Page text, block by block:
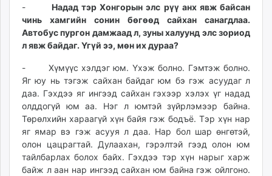
- Надад тэр Хонгорын элс рүү анх явж байсан
чинь хамгийн сонин бөгөөд сайхан санагдлаа.
Автобус пургон дамжаад л, зуны халуунд элс зориод
л явж байдаг. Үгүй ээ, мөн их дураа?
- Хүмүүс хэлдэг юм. Үхэж болно. Гэмтэж болно.
Яг юу нь тэгэж сайхан байдаг юм бэ гэж асуудаг л
даа. Гэхдээ яг ингээд сайхан гэхээр хэлэх үг надад
олддогүй юм аа. Нэг л юмтэй зүйрлэмээр байна.
Төрөлхийн хараагүй хүн байя гэж бодъё. Тэр хүн нар
яг ямар вэ гэж асууя л даа. Нар бол шар өнгөтэй,
олон цацрагтай. Дулаахан, гэрэлтэй гээд олон юм
тайлбарлах болох байх. Гэхдээ тэр хүн нарыг харж
байж л аан нар ингээд сайхан юм байна гэж ойлгоно.